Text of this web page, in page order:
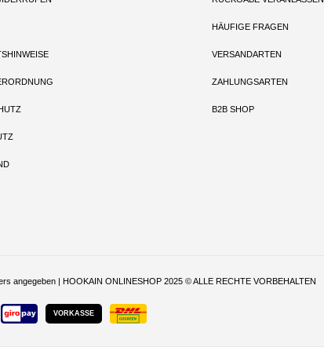
HÄUFIGE FRAGEN
VERSANDARTEN
ZAHLUNGSARTEN
B2B SHOP
angegeben | HOOKAIN ONLINESHOP 2025 © ALLE RECHTE VORBEHALTEN
VORKASSE